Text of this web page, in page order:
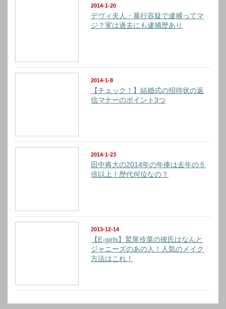
2014-1-20
デヴィ夫人・暴行容疑で逮捕ってマ
ジ？実は過去にも逮捕歴あり
2014-1-8
【チェック！】結婚式の招待状の返
信マナーのポイント3つ
2014-1-23
田中将大の2014年の年俸は去年の５
倍以上！歴代何位なの？
2013-12-14
【E-girls】鷲尾伶菜の彼氏はなんと
ジャニーズのあの人！人気のメイク
方法はこれ！